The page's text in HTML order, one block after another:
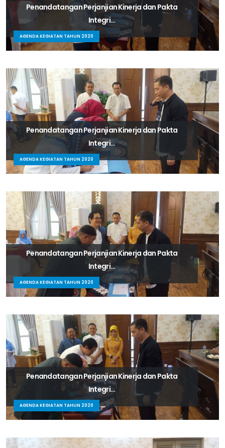
Penandatangan Perjanjian Kinerja dan Pakta
Integri...
AGENDA KEGIATAN TAHUN 2020
Penandatangan Perjanjian Kinerja dan Pakta
Integri...
AGENDA KEGIATAN TAHUN 2020
Penandatangan Perjanjian Kinerja dan Pakta
Integri...
AGENDA KEGIATAN TAHUN 2020
Penandatangan Perjanjian Kinerja dan Pakta
Integri...
AGENDA KEGIATAN TAHUN 2020